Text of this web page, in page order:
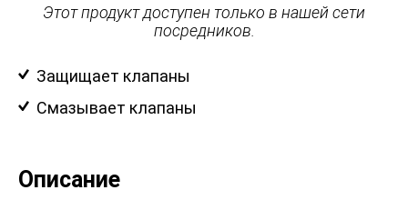
Этот продукт доступен только в нашей сети
посредников.
Защищает клапаны
Смазывает клапаны
Описание